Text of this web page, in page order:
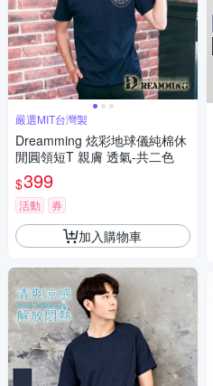
嚴選MIT台灣製
Dreamming 炫彩地球儀純棉休
閒圓領短T 親膚 透氣-共二色
$399
活動 券
加入購物車